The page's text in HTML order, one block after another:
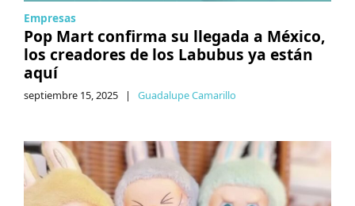
Empresas
Pop Mart confirma su llegada a México,
los creadores de los Labubus ya están
aquí
septiembre 15, 2025 | Guadalupe Camarillo